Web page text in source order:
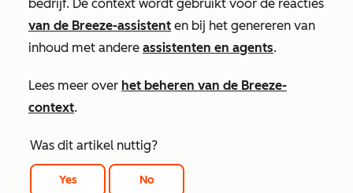
bedrijf. De context wordt gebruikt voor de reacties
van de Breeze-assistent en bij het genereren van
inhoud met andere assistenten en agents.
Lees meer over het beheren van de Breeze-
context.
Was dit artikel nuttig?
Yes No